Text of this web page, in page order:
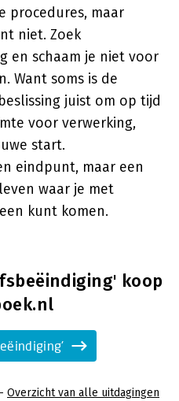
procedures, maar
niet. Zoek
en schaam je niet voor
Want soms is de
juist om op tijd
voor verwerking,
start.
eindpunt, maar een
waar je met
kunt komen.
koop
- Overzicht van alle uitdagingen